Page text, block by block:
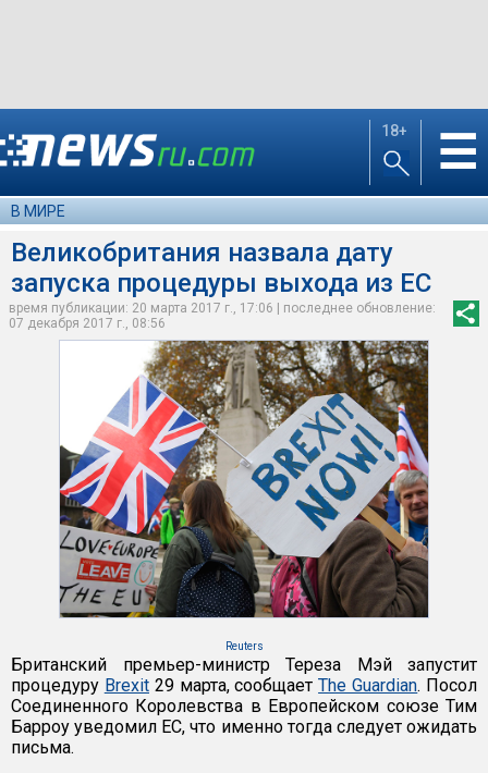
18+ ☰
В МИРЕ
Великобритания назвала дату
запуска процедуры выхода из ЕС
время публикации: 20 марта 2017 г., 17:06 | последнее обновление:
07 декабря 2017 г., 08:56
Reuters
Британский премьер-министр Тереза Мэй запустит
процедуру Brexit29 марта, сообщаетThe Guardian. Посол
Соединенного Королевства в Европейском союзе Тим
Барроу уведомил ЕС, что именно тогда следует ожидать
письма.